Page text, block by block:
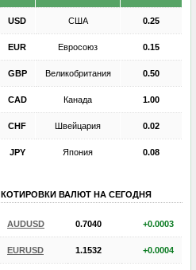
USD США 0.25
EUR Евросоюз 0.15
GBP Великобритания 0.50
CAD Канада 1.00
CHF Швейцария 0.02
JPY Япония 0.08
КОТИРОВКИ ВАЛЮТ НА СЕГОДНЯ
AUDUSD 0.7040 +0.0003
EURUSD 1.1532 +0.0004